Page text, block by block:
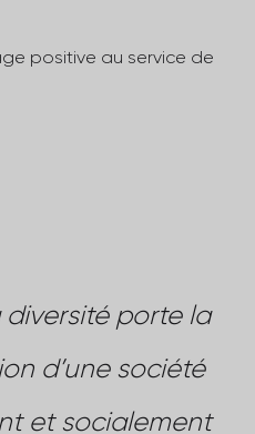
positive au service de
diversité porte la
d’une société
et socialement